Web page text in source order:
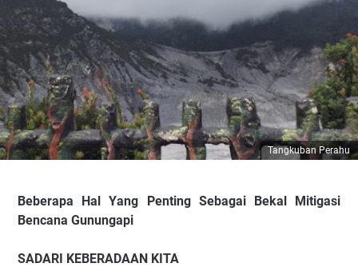
Tangkuban Perahu
Beberapa Hal Yang Penting Sebagai Bekal Mitigasi
Bencana Gunungapi
SADARI KEBERADAAN KITA